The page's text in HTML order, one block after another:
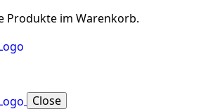
Produkte im Warenkorb.
Close